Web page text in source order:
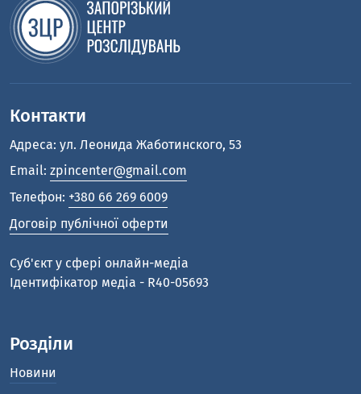
Контакти
Адреса: ул. Леонида Жаботинского, 53
Email: zpincenter@gmail.com
Телефон: +380 66 269 6009
Договір публічної оферти
Cуб'єкт у сфері онлайн-медіа
Ідентифікатор медіа - R40-05693
Розділи
Новини